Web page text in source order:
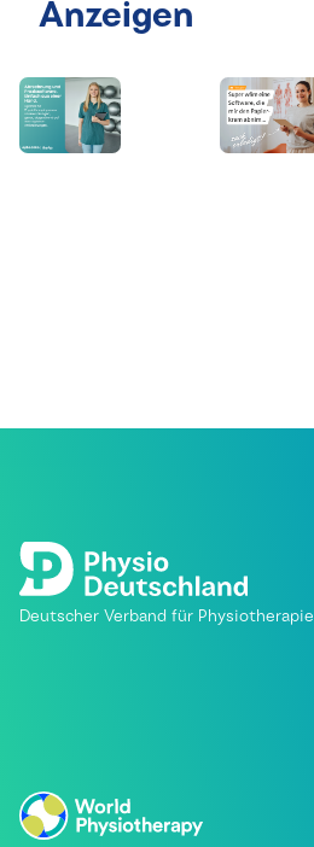
Anzeigen
Deutscher Verband für Physiotherapie